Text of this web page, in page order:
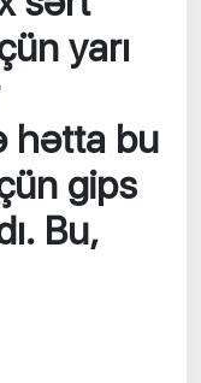
yarı
hətta bu
gips
Bu,